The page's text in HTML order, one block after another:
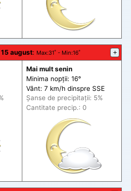
august: Max:31˚ - Min:16˚ +
Mai mult senin
Minima nopții: 16°
Vânt: 7 km/h dinspre SSE
Șanse de precipitații: 5%
Cantitate precip.: 0